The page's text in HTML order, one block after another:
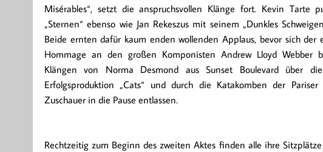
Misérables“, setzt die anspruchsvollen Klänge fort. Kevin Tarte
„Sternen“ ebenso wie Jan Rekeszus mit seinem „Dunkles
Beide ernten dafür kaum enden wollenden Applaus, bevor sich
Hommage an den großen Komponisten Andrew Lloyd Webber
Klängen von Norma Desmond aus Sunset Boulevard über
Erfolgsproduktion „Cats“ und durch die Katakomben der
Zuschauer in die Pause entlassen.
Rechtzeitig zum Beginn des zweiten Aktes finden alle ihre